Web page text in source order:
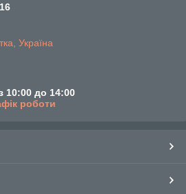
Україна
10:00 до 14:00
роботи